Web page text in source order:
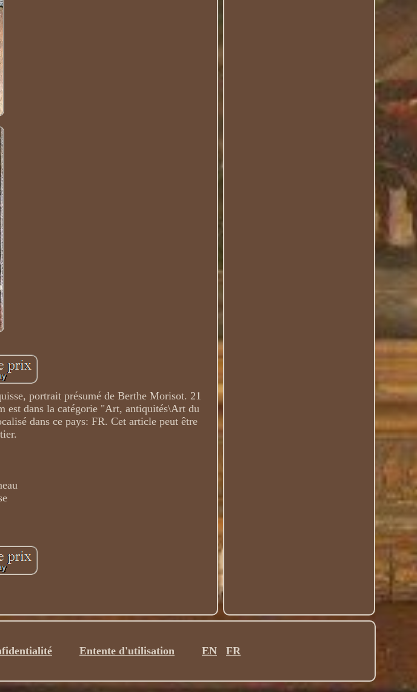
portrait présumé de Berthe Morisot. 21
est dans la catégorie "Art, antiquités\Art du
dans ce pays: FR. Cet article peut être
Entente d'utilisation EN FR